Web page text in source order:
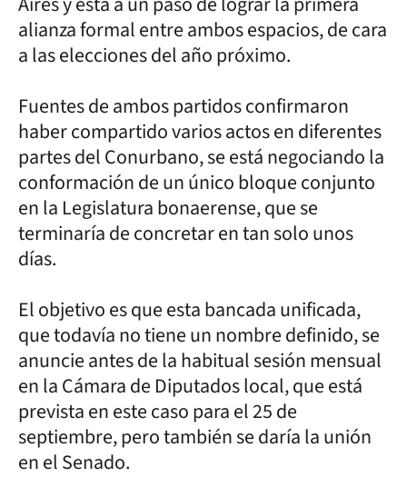
alianza formal entre ambos espacios, de cara
a las elecciones del año próximo.
Fuentes de ambos partidos confirmaron
haber compartido varios actos en diferentes
partes del Conurbano, se está negociando la
conformación de un único bloque conjunto
en la Legislatura bonaerense, que se
terminaría de concretar en tan solo unos
días.
El objetivo es que esta bancada unificada,
que todavía no tiene un nombre definido, se
anuncie antes de la habitual sesión mensual
en la Cámara de Diputados local, que está
prevista en este caso para el 25 de
septiembre, pero también se daría la unión
en el Senado.